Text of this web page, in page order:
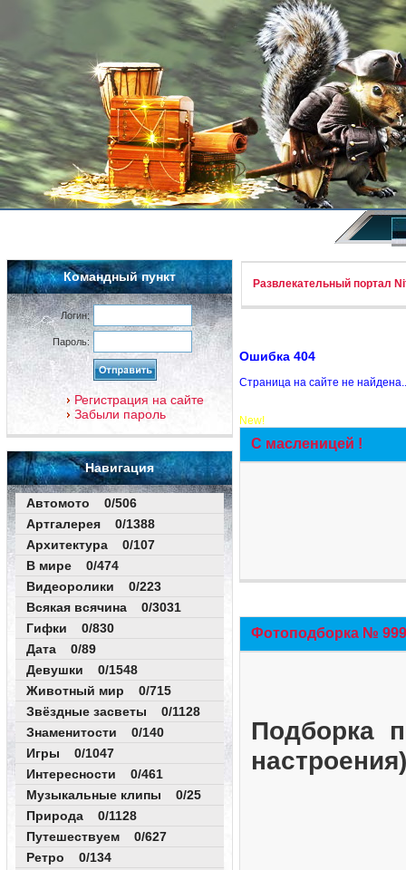
Командный пункт
Логин:
Пароль:
Регистрация на сайте
Забыли пароль
Навигация
Автомото 0/506
Артгалерея 0/1388
Архитектура 0/107
В мире 0/474
Видеоролики 0/223
Всякая всячина 0/3031
Гифки 0/830
Дата 0/89
Девушки 0/1548
Животный мир 0/715
Звёздные засветы 0/1128
Знаменитости 0/140
Игры 0/1047
Интересности 0/461
Музыкальные клипы 0/25
Природа 0/1128
Путешествуем 0/627
Ретро 0/134
Развлекательный портал
Ошибка 404
Страница на сайте не
New!
С масленицей !
Фотоподборка №
Подборка